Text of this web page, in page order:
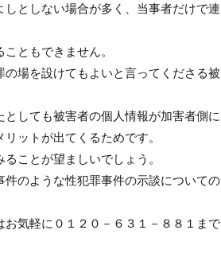
としない場合が多く、当事者だけで連
ともできません。
場を設けてもよいと言ってくださる被
しても被害者の個人情報が加害者側に
ットが出てくるためです。
ことが望ましいでしょう。
のような性犯罪事件の示談についての
気軽に０１２０－６３１－８８１まで